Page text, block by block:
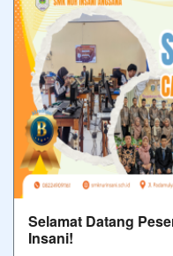
Selamat Datang
Insani!